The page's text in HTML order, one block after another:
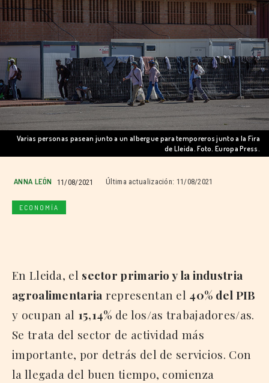
Varias personas pasean junto a un albergue para temporeros junto a la Fira
de Lleida. Foto. Europa Press.
ANNA LEÓN 11/08/2021 Última actualización: 11/08/2021
ECONOMÍA
En Lleida, el sector primario y la industria
agroalimentaria representan el 40% del PIB
y ocupan al 15,14% de los/as trabajadores/as.
Se trata del sector de actividad más
importante, por detrás del de servicios. Con
la llegada del buen tiempo, comienza